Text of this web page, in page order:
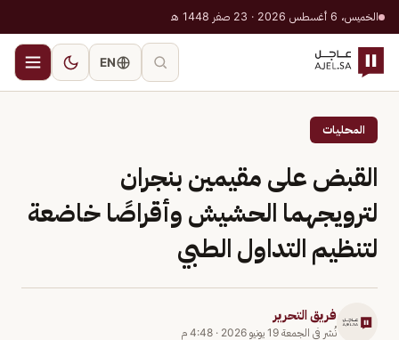
الخميس، 6 أغسطس 2026 · 23 صفر 1448 هـ
EN
المحليات
القبض على مقيمين بنجران
لترويجهما الحشيش وأقراصًا خاضعة
لتنظيم التداول الطبي
فريق التحرير
نُشر في الجمعة 19 يونيو 2026 · 4:48 م